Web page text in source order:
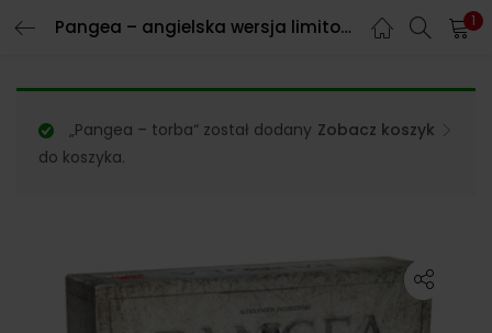
Pangea – angielska wersja limitowana 1
Zobacz koszyk
„Pangea – torba“ został dodany
do koszyka.